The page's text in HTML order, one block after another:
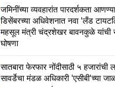
जमिनींच्या व्यवहारांत पारदर्शकता
डिसेंबरच्या अधिवेशनात नवा 'लँड
महसूल मंत्री चंद्रशेखर बावनकुळे यांची
घोषणा
सातबारा फेरफार नोंदीसाठी ५ हजारांची
सावर्डेचा मंडळ अधिकारी 'एसीबी'च्या